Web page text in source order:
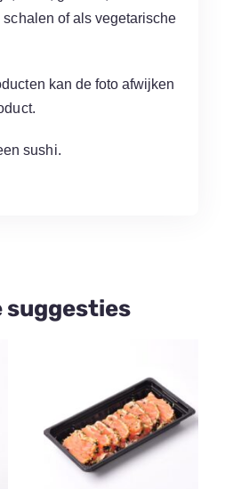
of als vegetarische
kan de foto afwijken
sushi.
suggesties